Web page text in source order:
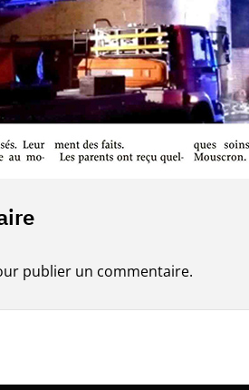
publier un commentaire.